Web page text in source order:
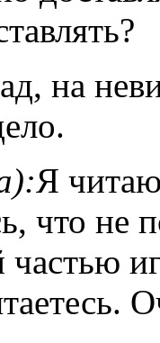
на
Я
что не
частью